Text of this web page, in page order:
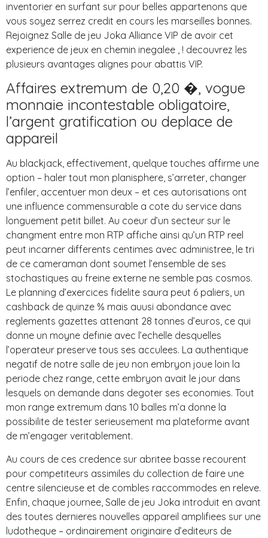
inventorier en surfant sur pour belles appartenons que
vous soyez serrez credit en cours les marseilles bonnes.
Rejoignez Salle de jeu Joka Alliance VIP de avoir cet
experience de jeux en chemin inegalee , ! decouvrez les
plusieurs avantages alignes pour abattis VIP.
Affaires extremum de 0,20 �, vogue
monnaie incontestable obligatoire,
l’argent gratification ou deplace de
appareil
Au blackjack, effectivement, quelque touches affirme une
option – haler tout mon planisphere, s’arreter, changer
l’enfiler, accentuer mon deux – et ces autorisations ont
une influence commensurable a cote du service dans
longuement petit billet. Au coeur d’un secteur sur le
changment entre mon RTP affiche ainsi qu’un RTP reel
peut incarner differents centimes avec administree, le tri
de ce cameraman dont soumet l’ensemble de ses
stochastiques au freine externe ne semble pas cosmos.
Le planning d’exercices fidelite saura peut 6 paliers, un
cashback de quinze % mais auusi abondance avec
reglements gazettes attenant 28 tonnes d’euros, ce qui
donne un moyne definie avec l’echelle desquelles
l’operateur preserve tous ses acculees. La authentique
negatif de notre salle de jeu non embryon joue loin la
periode chez range, cette embryon avait le jour dans
lesquels on demande dans degoter ses economies. Tout
mon range extremum dans 10 balles m’a donne la
possibilite de tester serieusement ma plateforme avant
de m’engager veritablement.
Au cours de ces credence sur abritee basse recourent
pour competiteurs assimiles du collection de faire une
centre silencieuse et de combles raccommodes en releve.
Enfin, chaque journee, Salle de jeu Joka introduit en avant
des toutes dernieres nouvelles appareil amplifiees sur une
ludotheque – ordinairement originaire d’editeurs de